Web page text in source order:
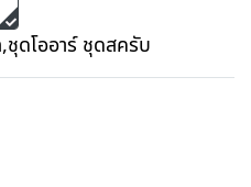
,ชุดโออาร์ ชุดสครับ